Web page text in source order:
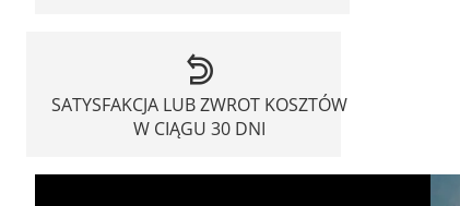
SATYSFAKCJA LUB ZWROT KOSZTÓW
W CIĄGU 30 DNI